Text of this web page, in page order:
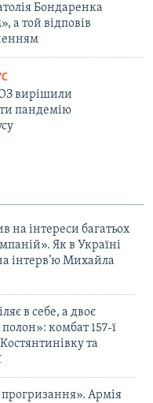
Бондаренка
а той відповів
вирішили
пандемію
на інтереси багатьох
Як в Україні
інтерв’ю Михайла
в себе, а двоє
полон»: комбат 157-ї
та
прогризання». Армія